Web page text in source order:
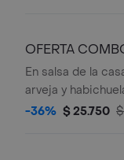
OFERTA
POLLO
En salsa de la
arveja y
francesa con
-36% $ 25.750